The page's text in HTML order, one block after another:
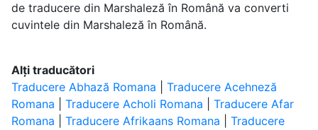
de traducere din Marshaleză în Română va converti
cuvintele din Marshaleză în Română.
Alți traducători
Traducere Abhază Romana
Traducere Acehneză
Romana
Traducere Acholi Romana
Traducere Afar
Romana
Traducere Afrikaans Romana
Traducere